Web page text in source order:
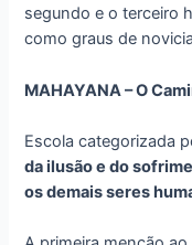
segundo e o terceiro
como graus de
MAHAYANA – O
Escola categorizada
da ilusão e do
os demais seres